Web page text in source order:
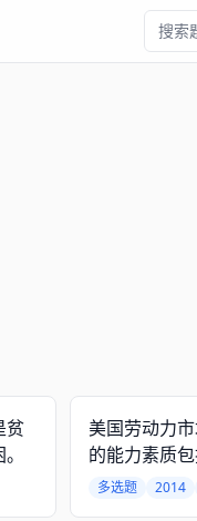
贫
美国劳动力
的能力素质
多选题 2014